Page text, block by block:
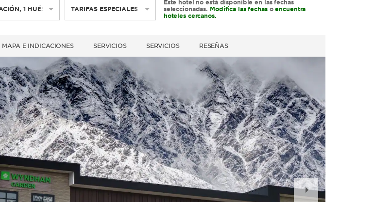
,1 HUÉSPED TARIFAS ESPECIALES
Este hotel no está disponible en las fechas
seleccionadas. Modifica las fechasoencuentra
hoteles cercanos.
MAPA E INDICACIONES SERVICIOS SERVICIOS RESEÑAS
Next
Slide